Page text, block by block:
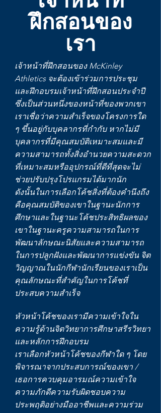
ฝึกสอนของ
เรา
เจ้าหน้าที่ฝึกสอนของ McKinley
Athletics จะต้องเข้าร่วมการประชุม
และฝึกอบรมเจ้าหน้าที่ฝึกสอนประจำปี
ซึ่งเป็นส่วนหนึ่งของหน้าที่ของพวกเขา
เราเชื่อว่าความสำเร็จของโครงการใด
ๆ ขึ้นอยู่กับบุคลากรที่กำกับ หากไม่มี
บุคลากรที่มีคุณสมบัติเหมาะสมและมี
ความสามารถทั้งสิ่งอำนวยความสะดวก
ที่เหมาะสมหรืออุปกรณ์ที่ดีที่สุดจะไม่
ช่วยปรับปรุงโปรแกรมได้มากนัก
ดังนั้นในการเลือกโค้ชสิ่งที่ต้องคำนึงถึง
คือคุณสมบัติของเขาในฐานะนักการ
ศึกษาและในฐานะโค้ชประสิทธิผลของ
เขาในฐานะครูความสามารถในการ
พัฒนาลักษณะนิสัยและความสามารถ
ในการปลูกฝังและพัฒนาการแข่งขัน จิต
วิญญาณในนักกีฬานักเรียนของเราเป็น
คุณลักษณะที่สำคัญในการโค้ชที่
ประสบความสำเร็จ
หัวหน้าโค้ชของเรามีความเข้าใจใน
ความรู้ด้านจิตวิทยาการศึกษาสรีรวิทยา
และหลักการฝึกอบรม
เราเลือกหัวหน้าโค้ชของกีฬาใด ๆ โดย
พิจารณาจากประสบการณ์ของเขา /
เธอการควบคุมอารมณ์ความเข้าใจ
ความภักดีความรับผิดชอบความ
ประพฤติอย่างมืออาชีพและความร่วม